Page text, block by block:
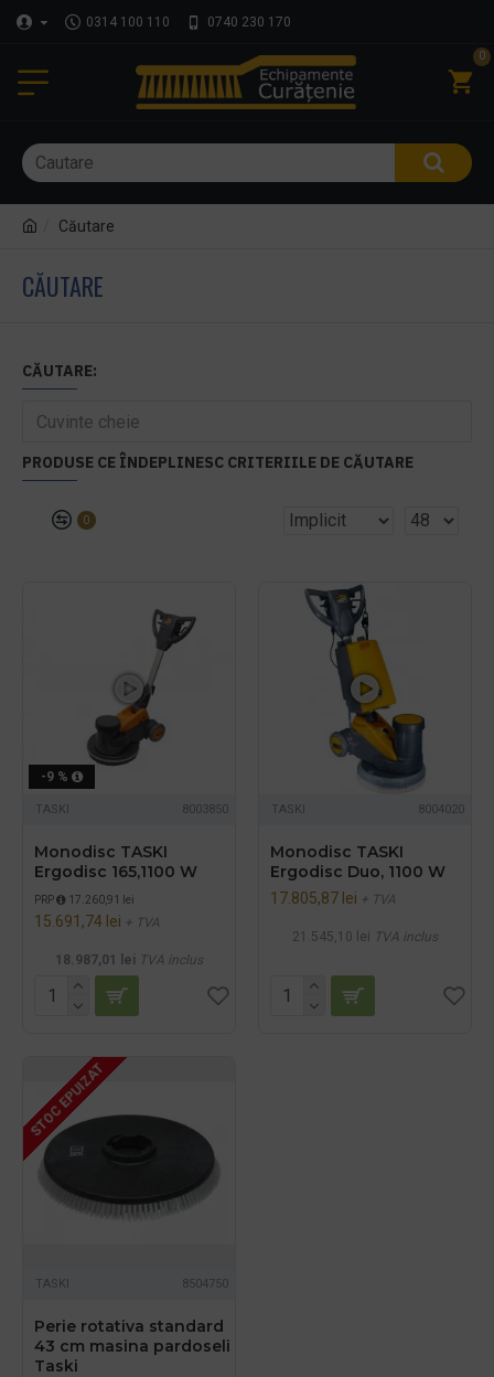
0314 100 110 0740 230 170
0
Căutare
CĂUTARE
CĂUTARE:
PRODUSE CE ÎNDEPLINESC CRITERIILE DE CĂUTARE
0
-9 %
TASKI 8003850
Monodisc TASKI
Ergodisc 165,1100 W
PRP 17.260,91 lei
15.691,74 lei + TVA
18.987,01 lei TVA inclus
TASKI 8004020
Monodisc TASKI
Ergodisc Duo, 1100 W
17.805,87 lei + TVA
21.545,10 lei TVA inclus
STOC EPUIZAT
TASKI 8504750
Perie rotativa standard
43 cm masina pardoseli
Taski